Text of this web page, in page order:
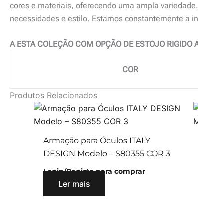
cores e materiais, oferecendo uma ampla
necessidades e estilo. Estamos constantemente a
A ESTA COLEÇÃO COM OPÇÃO DE ESTOJO RIGIDO
COR
Produtos Relacionados
Armação para Óculos ITALY
DESIGN Modelo – S80355 COR 3
Login/Registo para comprar
Ler mais